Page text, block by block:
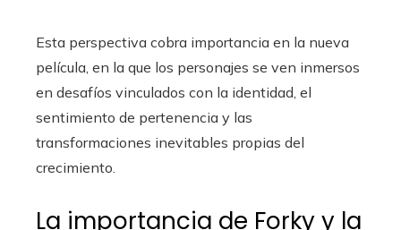
Esta perspectiva cobra importancia en la nueva
película, en la que los personajes se ven inmersos
en desafíos vinculados con la identidad, el
sentimiento de pertenencia y las
transformaciones inevitables propias del
crecimiento.
La importancia de Forky y la